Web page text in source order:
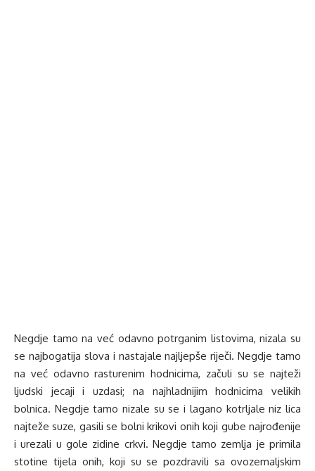
Negdje tamo na već odavno potrganim listovima, nizala su
se najbogatija slova i nastajale najljepše riječi. Negdje tamo
na već odavno rasturenim hodnicima, začuli su se najteži
ljudski jecaji i uzdasi; na najhladnijim hodnicima velikih
bolnica. Negdje tamo nizale su se i lagano kotrljale niz lica
najteže suze, gasili se bolni krikovi onih koji gube najrođenije
i urezali u gole zidine crkvi. Negdje tamo zemlja je primila
stotine tijela onih, koji su se pozdravili sa ovozemaljskim